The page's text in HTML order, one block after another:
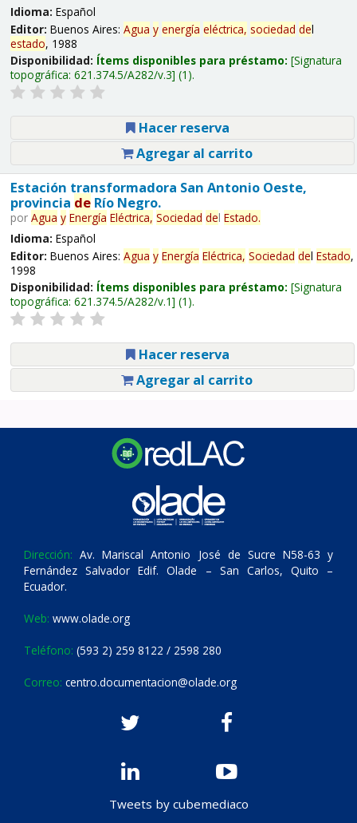
Idioma: Español
Editor: Buenos Aires: Agua y energía eléctrica, sociedad del
estado, 1988
Disponibilidad: Ítems disponibles para préstamo: Signatura
topográfica: 621.374.5/A282/v.3 (1).
Hacer reserva
Agregar al carrito
Estación transformadora San Antonio Oeste,
provincia deRío Negro.
por Agua y Energía Eléctrica, Sociedad del Estado.
Idioma: Español
Editor: Buenos Aires: Agua y Energía Eléctrica, Sociedad del Estado,
1998
Disponibilidad: Ítems disponibles para préstamo: Signatura
topográfica: 621.374.5/A282/v.1 (1).
Hacer reserva
Agregar al carrito
Dirección: Av. Mariscal Antonio José de Sucre N58-63 y
Fernández Salvador Edif. Olade – San Carlos, Quito –
Ecuador.
Web: www.olade.org
Teléfono: (593 2) 259 8122 / 2598 280
Correo: centro.documentacion@olade.org
Tweets by cubemediaco